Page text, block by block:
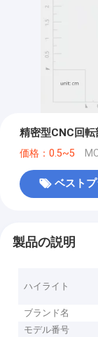
精密型CNC回
価格：0.5~5
ベスト
製品の説明
ハイライト
ブランド名
モデル番号